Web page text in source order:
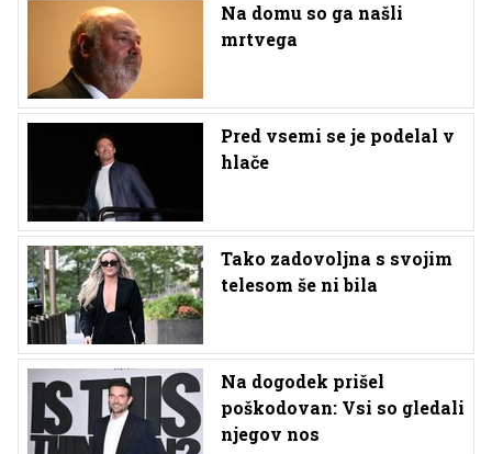
Na domu so ga našli
mrtvega
Pred vsemi se je podelal v
hlače
Tako zadovoljna s svojim
telesom še ni bila
Na dogodek prišel
poškodovan: Vsi so gledali
njegov nos